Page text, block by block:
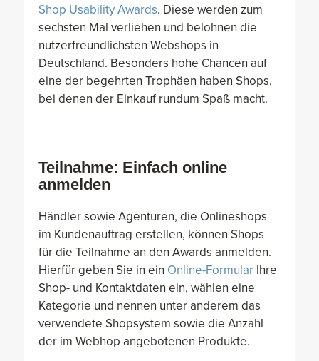
Shop Usability Awards. Diese werden zum
sechsten Mal verliehen und belohnen die
nutzerfreundlichsten Webshops in
Deutschland. Besonders hohe Chancen auf
eine der begehrten Trophäen haben Shops,
bei denen der Einkauf rundum Spaß macht.
Teilnahme: Einfach online
anmelden
Händler sowie Agenturen, die Onlineshops
im Kundenauftrag erstellen, können Shops
für die Teilnahme an den Awards anmelden.
Hierfür geben Sie in ein Online-FormularIhre
Shop- und Kontaktdaten ein, wählen eine
Kategorie und nennen unter anderem das
verwendete Shopsystem sowie die Anzahl
der im Webhop angebotenen Produkte.